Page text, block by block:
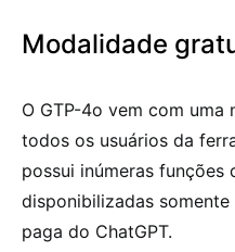
Modalidade
O GTP-4o vem com
todos os usuários da
possui inúmeras funções
disponibilizadas
paga do ChatGPT.